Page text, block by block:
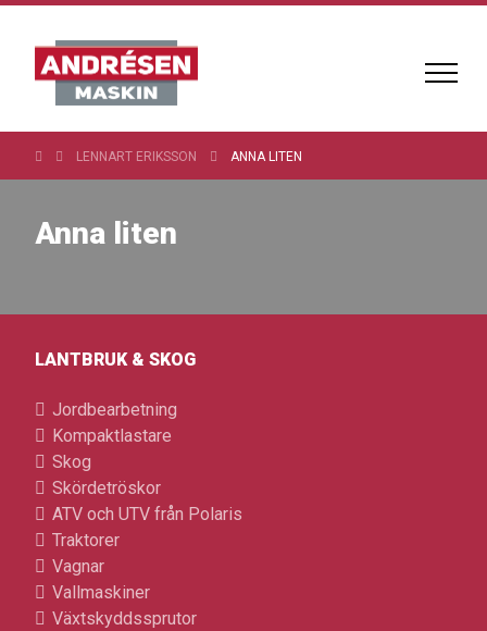
LENNART ERIKSSON ANNA LITEN
Anna liten
LANTBRUK & SKOG
Jordbearbetning
Kompaktlastare
Skog
Skördetröskor
ATV och UTV från Polaris
Traktorer
Vagnar
Vallmaskiner
Växtskyddssprutor